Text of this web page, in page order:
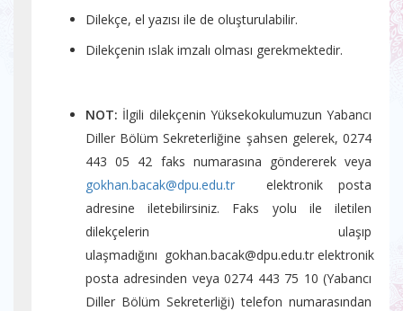
Dilekçe, el yazısı ile de oluşturulabilir.
Dilekçenin ıslak imzalı olması gerekmektedir.
NOT: İlgili dilekçenin Yüksekokulumuzun Yabancı
Diller Bölüm Sekreterliğine şahsen gelerek, 0274
443 05 42 faks numarasına göndererek veya
gokhan.bacak@dpu.edu.tr elektronik posta
adresine iletebilirsiniz. Faks yolu ile iletilen
dilekçelerin ulaşıp
ulaşmadığını gokhan.bacak@dpu.edu.tr elektronik
posta adresinden veya 0274 443 75 10 (Yabancı
Diller Bölüm Sekreterliği) telefon numarasından